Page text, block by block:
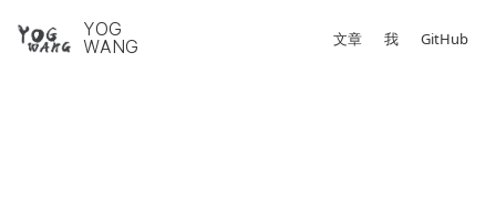
YOG
WANG
文章 我 GitHub